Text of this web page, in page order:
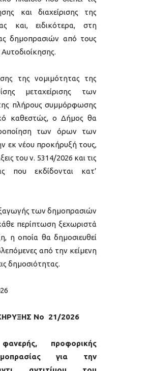
και διαχείρισης της
και, ειδικότερα, στη
δημοπρασιών από τους
της νομιμότητας της
μεταχείρισης των
πλήρους συμμόρφωσης
καθεστώς, ο Δήμος θα
των όρων των
εκ νέου προκήρυξή τους,
του ν. 5314/2026 και τις
που εκδίδονται κατ’
των δημοπρασιών
περίπτωση ξεχωριστά
η οποία θα δημοσιευθεί
από την κείμενη
δημοσιότητας.
Νο 21/2026
προφορικής
για την